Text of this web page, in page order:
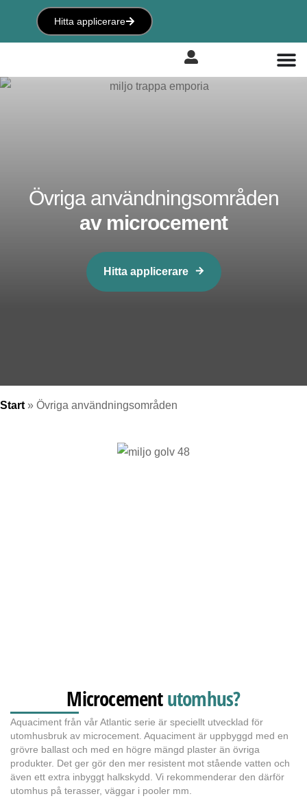
Hitta applicerare
Övriga användningsområden
av microcement
Hitta applicerare
Start » Övriga användningsområden
Microcementutomhus?
Aquaciment från vår Atlantic serie är speciellt utvecklad för
utomhusbruk av microcement. Aquaciment är uppbyggd med en
grövre ballast och med en högre mängd plaster än övriga
produkter. Det ger gör den mer resistent mot stående vatten och
även ett extra inbyggt halkskydd. Vi rekommenderar den därför
utomhus på terasser, väggar i pooler mm.